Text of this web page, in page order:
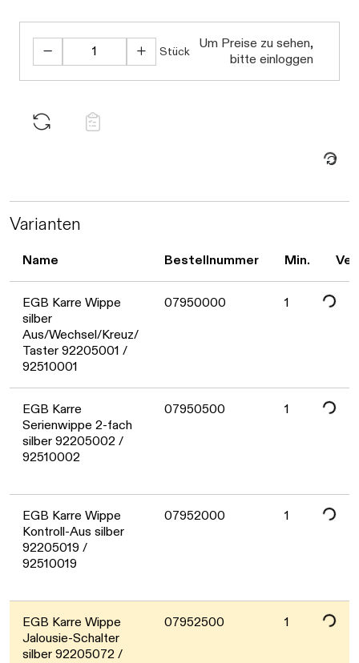
Stück
Um Preise zu sehen,
bitte einloggen
Daten werden geladen. Bitte warten...
Varianten
Name Bestellnummer Min.
EGB Karre Wippe
silber
Aus/Wechsel/Kreuz/
Taster 92205001 /
92510001
07950000 1 Daten werden geladen. Bitte warten...
EGB Karre
Serienwippe 2-fach
silber 92205002 /
92510002
07950500 1 Daten werden geladen. Bitte warten...
EGB Karre Wippe
Kontroll-Aus silber
92205019 /
92510019
07952000 1 Daten werden geladen. Bitte warten...
EGB Karre Wippe
Jalousie-Schalter
silber 92205072 /
07952500 1 Daten werden geladen. Bitte warten...